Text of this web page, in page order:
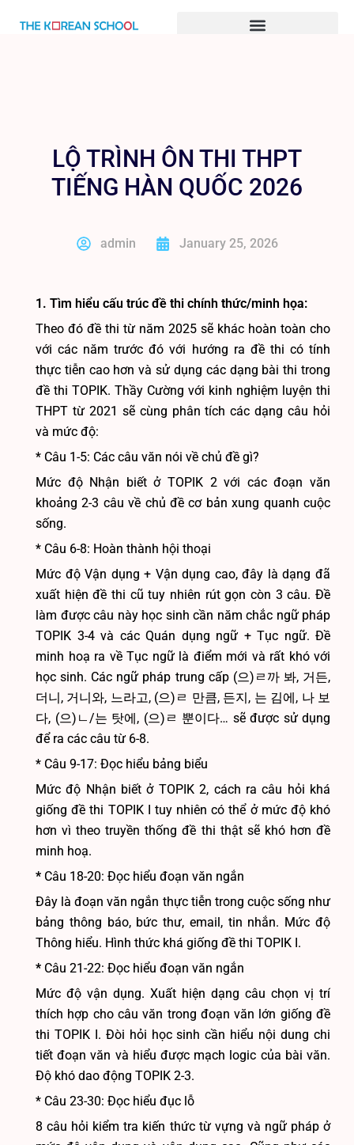
LỘ TRÌNH ÔN THI THPT
TIẾNG HÀN QUỐC 2026
admin January 25, 2026
1. Tìm hiểu cấu trúc đề thi chính thức/minh họa:
Theo đó đề thi từ năm 2025 sẽ khác hoàn toàn cho
với các năm trước đó với hướng ra đề thi có tính
thực tiễn cao hơn và sử dụng các dạng bài thi trong
đề thi TOPIK. Thầy Cường với kinh nghiệm luyện thi
THPT từ 2021 sẽ cùng phân tích các dạng câu hỏi
và mức độ:
* Câu 1-5: Các câu văn nói về chủ đề gì?
Mức độ Nhận biết ở TOPIK 2 với các đoạn văn
khoảng 2-3 câu về chủ đề cơ bản xung quanh cuộc
sống.
* Câu 6-8: Hoàn thành hội thoại
Mức độ Vận dụng + Vận dụng cao, đây là dạng đã
xuất hiện đề thi cũ tuy nhiên rút gọn còn 3 câu. Đề
làm được câu này học sinh cần năm chắc ngữ pháp
TOPIK 3-4 và các Quán dụng ngữ + Tục ngữ. Đề
minh hoạ ra về Tục ngữ là điểm mới và rất khó với
học sinh. Các ngữ pháp trung cấp (으)ㄹ까 봐, 거든,
더니, 거니와, 느라고, (으)ㄹ 만큼, 든지, 는 김에, 나 보
다, (으)ㄴ/는 탓에, (으)ㄹ 뿐이다… sẽ được sử dụng
để ra các câu từ 6-8.
* Câu 9-17: Đọc hiểu bảng biểu
Mức độ Nhận biết ở TOPIK 2, cách ra câu hỏi khá
giống đề thi TOPIK I tuy nhiên có thể ở mức độ khó
hơn vì theo truyền thống đề thi thật sẽ khó hơn đề
minh hoạ.
* Câu 18-20: Đọc hiểu đoạn văn ngắn
Đây là đoạn văn ngắn thực tiễn trong cuộc sống như
bảng thông báo, bức thư, email, tin nhắn. Mức độ
Thông hiểu. Hình thức khá giống đề thi TOPIK I.
* Câu 21-22: Đọc hiểu đoạn văn ngắn
Mức độ vận dụng. Xuất hiện dạng câu chọn vị trí
thích hợp cho câu văn trong đoạn văn lớn giống đề
thi TOPIK I. Đòi hỏi học sinh cần hiểu nội dung chi
tiết đoạn văn và hiểu được mạch logic của bài văn.
Độ khó dao động TOPIK 2-3.
* Câu 23-30: Đọc hiểu đục lỗ
8 câu hỏi kiểm tra kiến thức từ vựng và ngữ pháp ở